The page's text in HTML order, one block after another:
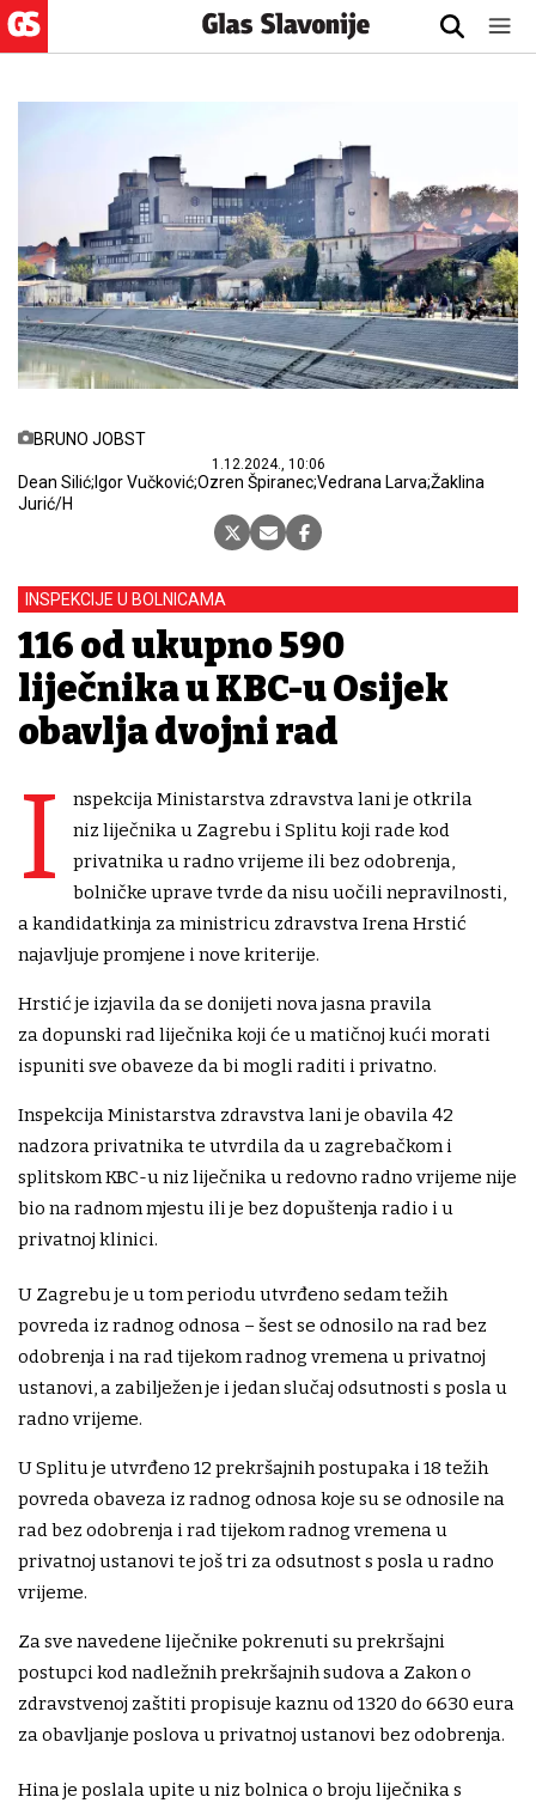
BRUNO JOBST
1.12.2024., 10:06
Dean Silić;Igor Vučković;Ozren Špiranec;Vedrana Larva;Žaklina
Jurić/H
INSPEKCIJE U BOLNICAMA
116 od ukupno 590
liječnika u KBC-u Osijek
obavlja dvojni rad
I
nspekcija Ministarstva zdravstva lani je otkrila
niz liječnika u Zagrebu i Splitu koji rade kod
privatnika u radno vrijeme ili bez odobrenja,
bolničke uprave tvrde da nisu uočili nepravilnosti,
a kandidatkinja za ministricu zdravstva Irena Hrstić
najavljuje promjene i nove kriterije.
Hrstić je izjavila da se donijeti nova jasna pravila
za dopunski rad liječnika koji će u matičnoj kući morati
ispuniti sve obaveze da bi mogli raditi i privatno.
Inspekcija Ministarstva zdravstva lani je obavila 42
nadzora privatnika te utvrdila da u zagrebačkom i
splitskom KBC-u niz liječnika u redovno radno vrijeme nije
bio na radnom mjestu ili je bez dopuštenja radio i u
privatnoj klinici.
U Zagrebu je u tom periodu utvrđeno sedam težih
povreda iz radnog odnosa – šest se odnosilo na rad bez
odobrenja i na rad tijekom radnog vremena u privatnoj
ustanovi, a zabilježen je i jedan slučaj odsutnosti s posla u
radno vrijeme.
U Splitu je utvrđeno 12 prekršajnih postupaka i 18 težih
povreda obaveza iz radnog odnosa koje su se odnosile na
rad bez odobrenja i rad tijekom radnog vremena u
privatnoj ustanovi te još tri za odsutnost s posla u radno
vrijeme.
Za sve navedene liječnike pokrenuti su prekršajni
postupci kod nadležnih prekršajnih sudova a Zakon o
zdravstvenoj zaštiti propisuje kaznu od 1320 do 6630 eura
za obavljanje poslova u privatnoj ustanovi bez odobrenja.
Hina je poslala upite u niz bolnica o broju liječnika s